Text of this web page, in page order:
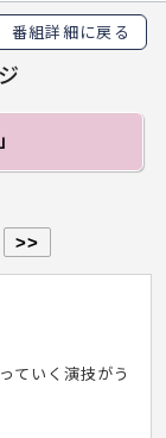
番組詳細に戻る
>>
ていく演技がう